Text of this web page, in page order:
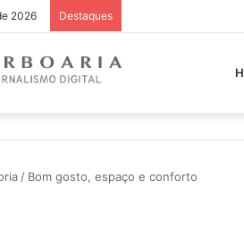
2026 Destaques
/ Bom gosto, espaço e conforto